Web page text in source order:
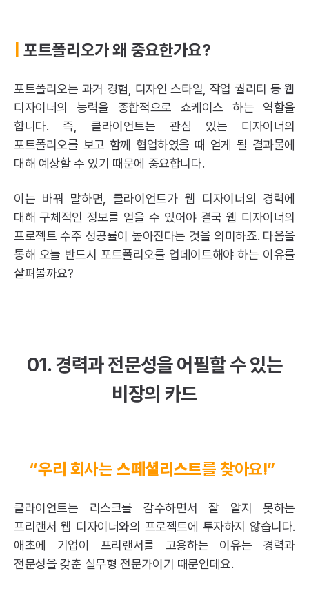
포트폴리오가 왜 중요한가요?
포트폴리오는 과거 경험, 디자인 스타일, 작업 퀄리티 등 웹
디자이너의 능력을 종합적으로 쇼케이스 하는 역할을
합니다. 즉, 클라이언트는 관심 있는 디자이너의
포트폴리오를 보고 함께 협업하였을 때 얻게 될 결과물에
대해 예상할 수 있기 때문에 중요합니다.
이는 바꿔 말하면, 클라이언트가 웹 디자이너의 경력에
대해 구체적인 정보를 얻을 수 있어야 결국 웹 디자이너의
프로젝트 수주 성공률이 높아진다는 것을 의미하죠. 다음을
통해 오늘 반드시 포트폴리오를 업데이트해야 하는 이유를
살펴볼까요?
01. 경력과 전문성을 어필할 수 있는
비장의 카드
“우리 회사는스페셜리스트를 찾아요!”
클라이언트는 리스크를 감수하면서 잘 알지 못하는
프리랜서 웹 디자이너와의 프로젝트에 투자하지 않습니다.
애초에 기업이 프리랜서를 고용하는 이유는 경력과
전문성을 갖춘 실무형 전문가이기 때문인데요.